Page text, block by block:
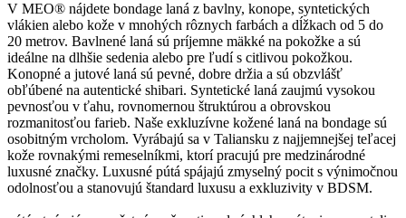
V MEO® nájdete bondage laná z bavlny, konope, syntetických
vlákien alebo kože v mnohých rôznych farbách a dĺžkach od 5 do
20 metrov. Bavlnené laná sú príjemne mäkké na pokožke a sú
ideálne na dlhšie sedenia alebo pre ľudí s citlivou pokožkou.
Konopné a jutové laná sú pevné, dobre držia a sú obzvlášť
obľúbené na autentické shibari. Syntetické laná zaujmú vysokou
pevnosťou v ťahu, rovnomernou štruktúrou a obrovskou
rozmanitosťou farieb. Naše exkluzívne kožené laná na bondage sú
osobitným vrcholom. Vyrábajú sa v Taliansku z najjemnejšej teľacej
kože rovnakými remeselníkmi, ktorí pracujú pre medzinárodné
luxusné značky. Luxusné pútá spájajú zmyselný pocit s výnimočnou
odolnosťou a stanovujú štandard luxusu a exkluzivity v BDSM.